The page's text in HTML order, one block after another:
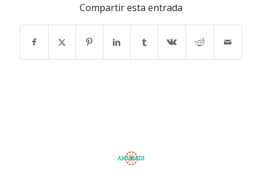
Compartir esta entrada